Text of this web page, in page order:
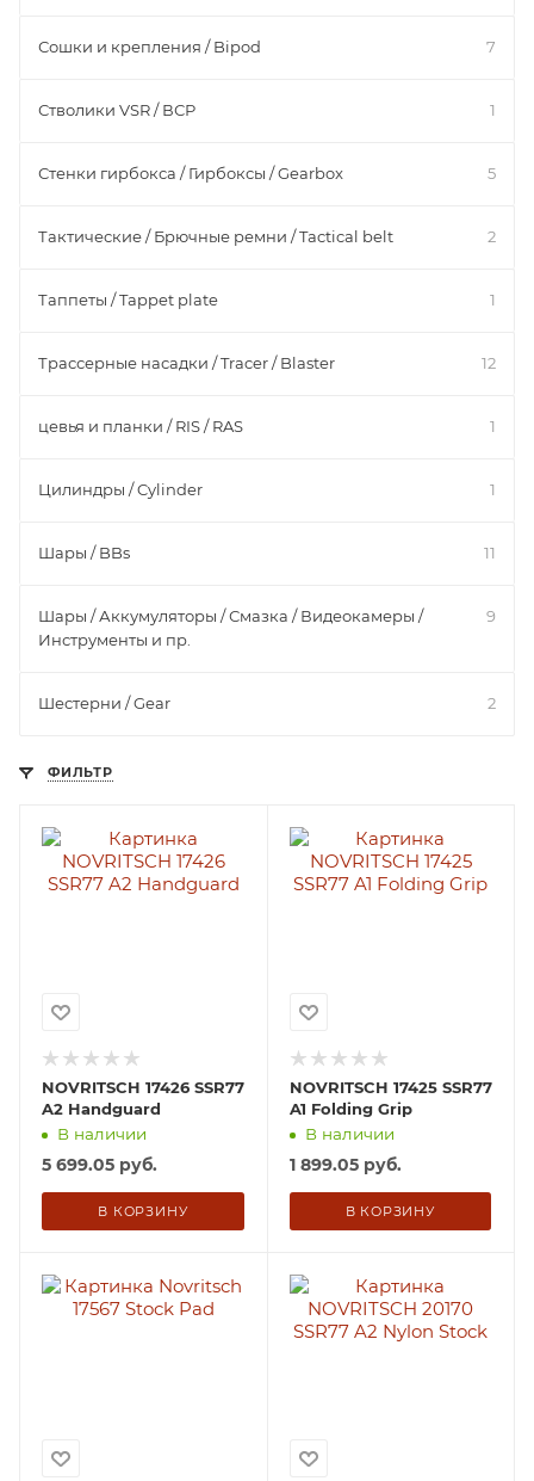
Сошки и крепления / Bipod 7
Стволики VSR / ВСР 1
Стенки гирбокса / Гирбоксы / Gearbox 5
Тактические / Брючные ремни / Tactical belt 2
Таппеты / Tappet plate 1
Трассерные насадки / Tracer / Blaster 12
цевья и планки / RIS / RAS 1
Цилиндры / Cylinder 1
Шары / BBs 11
Шары / Аккумуляторы / Смазка / Видеокамеры /
Инструменты и пр.
9
Шестерни / Gear 2
ФИЛЬТР
NOVRITSCH 17426 SSR77
A2 Handguard
В наличии
5 699.05 руб.
В КОРЗИНУ
NOVRITSCH 17425 SSR77
A1 Folding Grip
В наличии
1 899.05руб.
В КОРЗИНУ